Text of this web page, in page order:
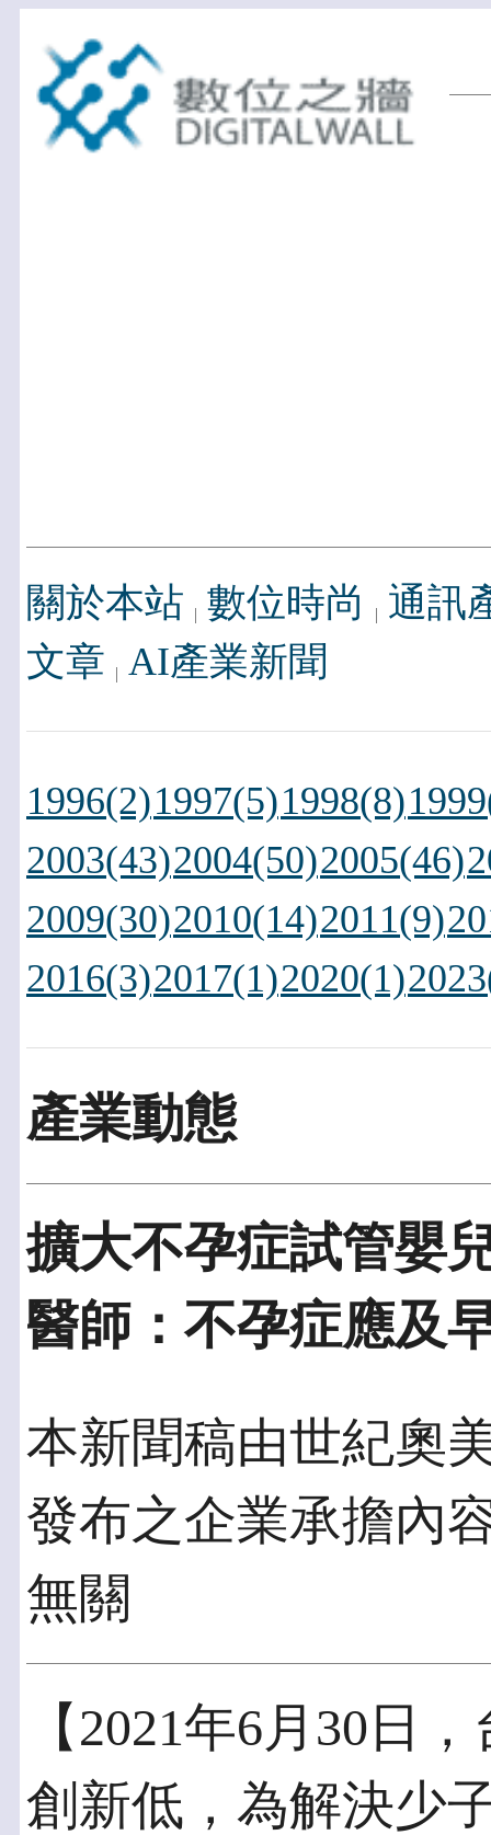
關於本站 數位時尚
通訊
文章 AI產業新聞
1996(2)1997(5)1998(8)
2003(43)2004(50)2005(46)
2009(30)2010(14)2011(9)
2016(3)2017(1)2020(1)
產業動態
擴大不孕症試管嬰
醫師：不孕症應及
本新聞稿由世紀奧
發布之企業承擔內
無關
【2021年6月30日
創新低，為解決少